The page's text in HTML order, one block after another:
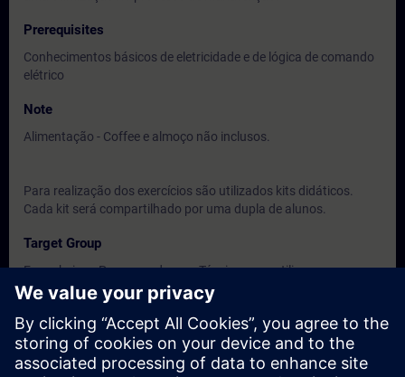
Prerequisites
Conhecimentos básicos de eletricidade e de lógica de comando
elétrico
Note
Alimentação - Coffee e almoço não inclusos.
Para realização dos exercícios são utilizados kits didáticos.
Cada kit será compartilhado por uma dupla de alunos.
Target Group
Engenheiros, Programadores e Técnicos que utilizam ou
venham a utilizar o Simatic S7-1500
Dates And Registration